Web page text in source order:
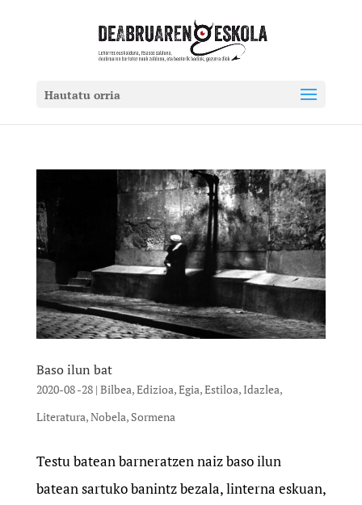
Hautatu orria
Baso ilun bat
2020-08 -28| Bilbea,Edizioa,Egia,Estiloa,Idazlea,
Literatura,Nobela, Sormena
Testu batean barneratzen naiz baso ilun
batean sartuko banintz bezala, linterna eskuan,